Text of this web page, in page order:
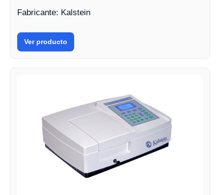
Fabricante: Kalstein
Ver producto